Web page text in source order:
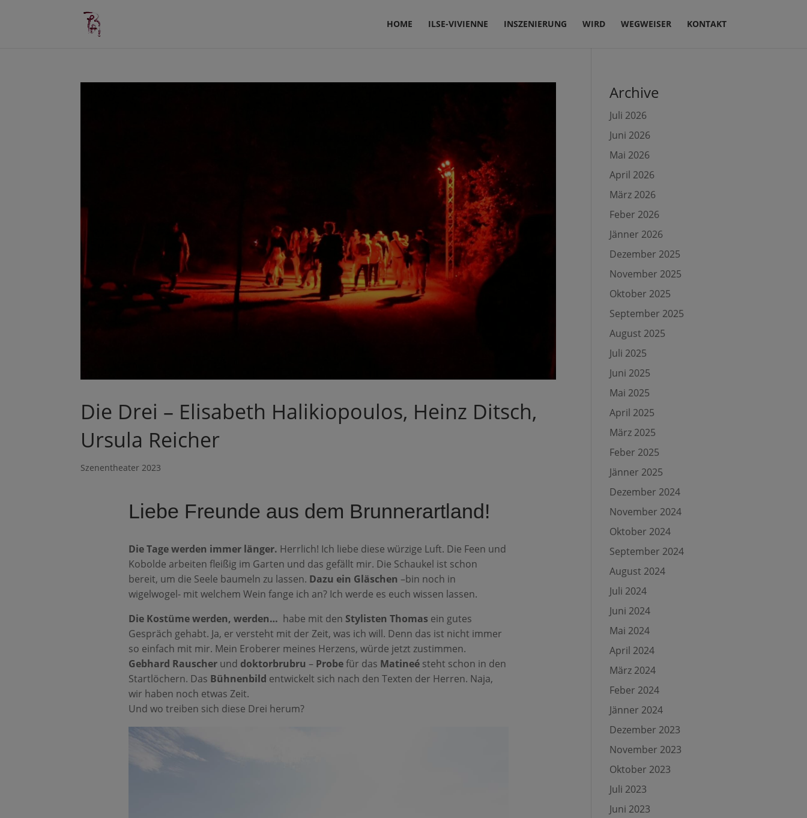
HOME ILSE-VIVIENNE INSZENIERUNG WIRD WEGWEISER KONTAKT
Die Drei – Elisabeth Halikiopoulos, Heinz Ditsch,
Ursula Reicher
Szenentheater 2023
Liebe Freunde aus dem Brunnerartland!
Die Tage werden immer länger. Herrlich! Ich liebe diese würzige Luft. Die Feen und
Kobolde arbeiten fleißig im Garten und das gefällt mir. Die Schaukel ist schon
bereit, um die Seele baumeln zu lassen. Dazu ein Gläschen –bin noch in
wigelwogel- mit welchem Wein fange ich an? Ich werde es euch wissen lassen.
Die Kostüme werden, werden… habe mit den Stylisten Thomas ein gutes
Gespräch gehabt. Ja, er versteht mit der Zeit, was ich will. Denn das ist nicht immer
so einfach mit mir. Mein Eroberer meines Herzens, würde jetzt zustimmen.
Gebhard Rauscherund doktorbrubru – Probefür das Matineésteht schon in den
Startlöchern. Das Bühnenbild entwickelt sich nach den Texten der Herren. Naja,
wir haben noch etwas Zeit.
Und wo treiben sich diese Drei herum?
Archive
Juli 2026
Juni 2026
Mai 2026
April 2026
März 2026
Feber 2026
Jänner 2026
Dezember 2025
November 2025
Oktober 2025
September 2025
August 2025
Juli 2025
Juni 2025
Mai 2025
April 2025
März 2025
Feber 2025
Jänner 2025
Dezember 2024
November 2024
Oktober 2024
September 2024
August 2024
Juli 2024
Juni 2024
Mai 2024
April 2024
März 2024
Feber 2024
Jänner 2024
Dezember 2023
November 2023
Oktober 2023
Juli 2023
Juni 2023